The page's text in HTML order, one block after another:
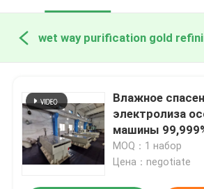
Влажное
электролиза
машины
золота
MOQ：1 набор
Цена：negotiate